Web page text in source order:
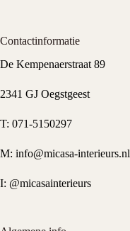
Contactinformatie
De Kempenaerstraat 89
2341 GJ Oegstgeest
T: 071-5150297
M: info@micasa-interieurs.nl
I: @micasainterieurs